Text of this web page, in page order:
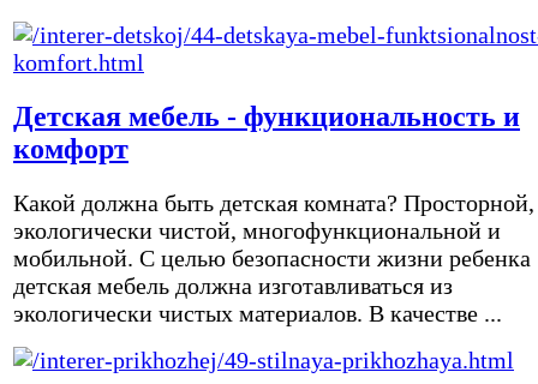
Детская мебель - функциональность и
комфорт
Какой должна быть детская комната? Просторной,
экологически чистой, многофункциональной и
мобильной. С целью безопасности жизни ребенка
детская мебель должна изготавливаться из
экологически чистых материалов. В качестве ...